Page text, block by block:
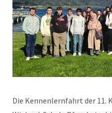
Die Kennenlernfahrt der 11.